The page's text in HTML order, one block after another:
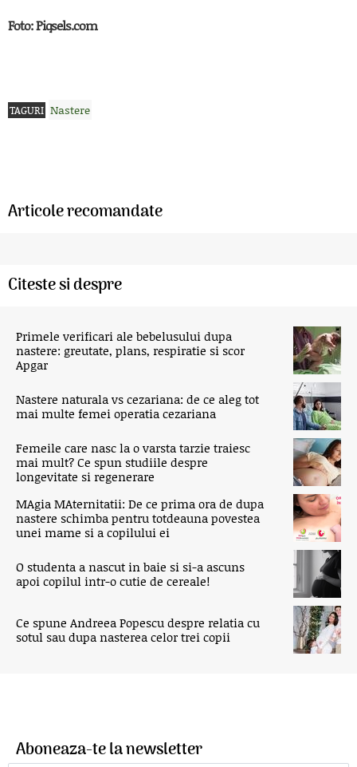
Foto: Piqsels.com
TAGURI Nastere
Articole recomandate
Citeste si despre
Primele verificari ale bebelusului dupa
nastere: greutate, plans, respiratie si scor
Apgar
Nastere naturala vs cezariana: de ce aleg tot
mai multe femei operatia cezariana
Femeile care nasc la o varsta tarzie traiesc
mai mult? Ce spun studiile despre
longevitate si regenerare
MAgia MAternitatii: De ce prima ora de dupa
nastere schimba pentru totdeauna povestea
unei mame si a copilului ei
O studenta a nascut in baie si si-a ascuns
apoi copilul intr-o cutie de cereale!
Ce spune Andreea Popescu despre relatia cu
sotul sau dupa nasterea celor trei copii
Aboneaza-te la newsletter